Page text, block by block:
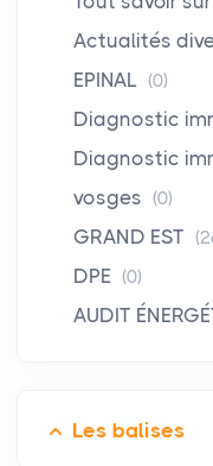
Actualités
EPINAL (0)
Diagnostic
Diagnostic
vosges (0)
GRAND EST
DPE (0)
AUDIT
Les balises